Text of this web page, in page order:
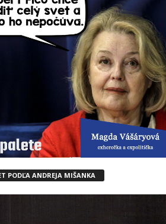
PODĽA ANDREJA MIŠANKA